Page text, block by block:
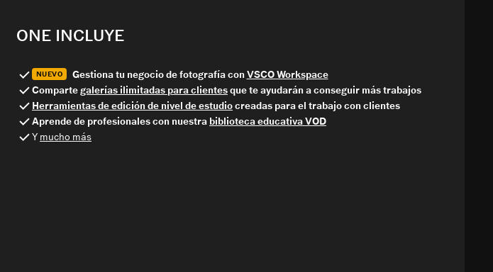
ONE INCLUYE
NUEVO Gestiona tu negocio de fotografía conVSCO Workspace
Compartegalerías ilimitadas para clientesque te ayudarán a conseguir más trabajos
Herramientas de edición de nivel de estudiocreadas para el trabajo con clientes
Aprende de profesionales con nuestra biblioteca educativa VOD
Y mucho más